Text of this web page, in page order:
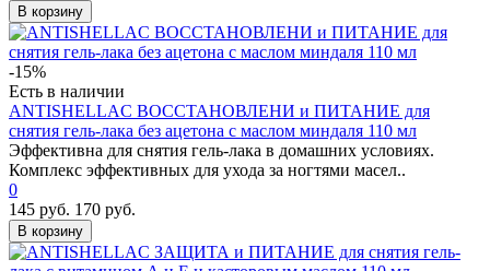
В корзину
-15%
Есть в наличии
ANTISHELLAC ВОССТАНОВЛЕНИ и ПИТАНИЕ для
снятия гель-лака без ацетона с маслом миндаля 110 мл
Эффективна для снятия гель-лака в домашних условиях.
Комплекс эффективных для ухода за ногтями масел..
0
145 руб. 170 руб.
В корзину